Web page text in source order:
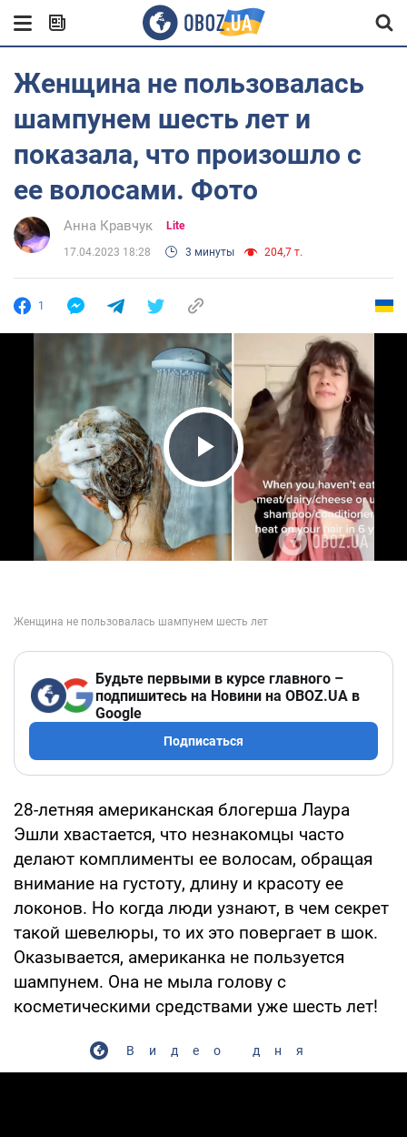
Женщина не пользовалась
шампунем шесть лет и
показала, что произошло с
ее волосами. Фото
Анна Кравчук Lite
17.04.2023 18:28 3 минуты 204,7 т.
1
Play Video
Будьте первыми в курсе главного –
подпишитесь на Новини на OBOZ.UA в
Google
Подписаться
28-летняя американская блогерша Лаура
Эшли хвастается, что незнакомцы часто
делают комплименты ее волосам, обращая
внимание на густоту, длину и красоту ее
локонов. Но когда люди узнают, в чем секрет
такой шевелюры, то их это повергает в шок.
Оказывается, американка не пользуется
шампунем. Она не мыла голову с
косметическими средствами уже шесть лет!
Видео дня